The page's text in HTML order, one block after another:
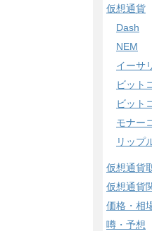
仮想通貨
Dash
NEM
イーサ
ビット
ビット
モナー
リップ
仮想通貨
仮想通貨
価格・相
噂・予想